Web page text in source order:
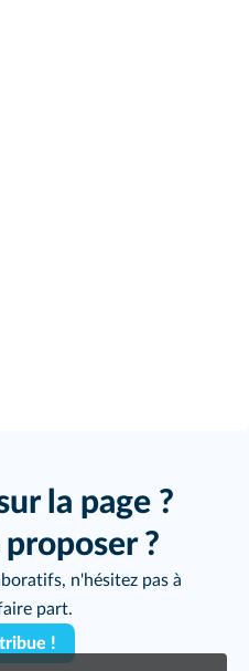
la page ?
?
n'hésitez pas à
part.
!